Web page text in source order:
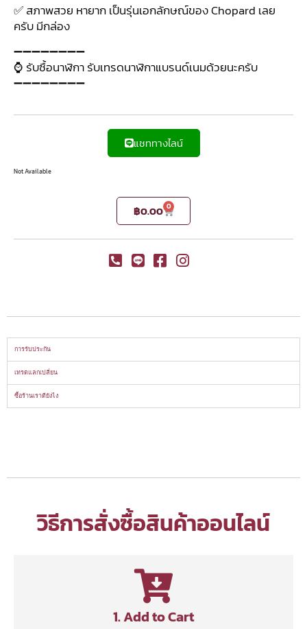
✅ สภาพสวย หายาก เป็นรุ่นเอกลักษณ์ของ Chopard เลย
ครับ มีกล่อง
➖➖➖➖➖➖➖➖
⌚ รับซื้อนาฬิกา รับเทรดนาฬิกาแบรนด์เนมด้วยนะครับ
➖➖➖➖➖➖➖➖
แชททางไลน์
Not Available
฿0.00 0
การรับประกัน
เทรดแลกเปลี่ยน
ซื้อร้านเราดียังไง
วิธีการสั่งซื้อสินค้าออนไลน์
1. Add to Cart